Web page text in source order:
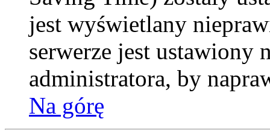
jest wyświetlany
serwerze jest ustawiony
administratora, by
Na górę